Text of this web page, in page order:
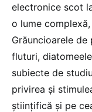
electronice scot
o lume
Grăuncioarele
fluturi,
subiecte de
privirea și
științifică și pe